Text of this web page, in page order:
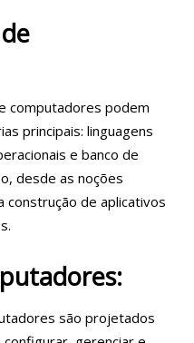
computadores podem
principais: linguagens
e banco de
desde as noções
construção de aplicativos
são projetados